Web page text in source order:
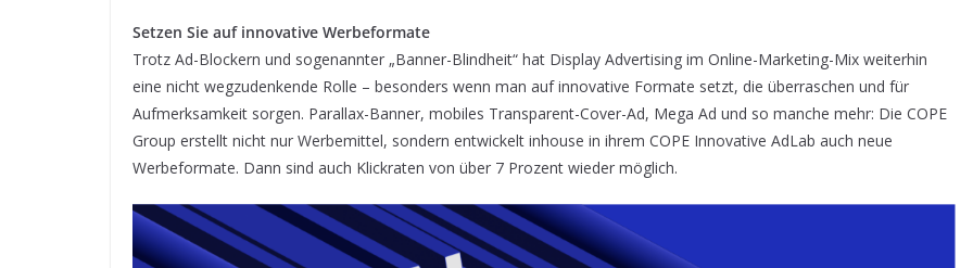
Setzen Sie auf innovative Werbeformate
Trotz Ad-Blockern und sogenannter „Banner-Blindheit“ hat Display Advertising im Online-Marketing-Mix weiterhin
eine nicht wegzudenkende Rolle – besonders wenn man auf innovative Formate setzt, die überraschen und für
Aufmerksamkeit sorgen. Parallax-Banner, mobiles Transparent-Cover-Ad, Mega Ad und so manche mehr: Die COPE
Group erstellt nicht nur Werbemittel, sondern entwickelt inhouse in ihrem COPE Innovative AdLab auch neue
Werbeformate. Dann sind auch Klickraten von über 7 Prozent wieder möglich.